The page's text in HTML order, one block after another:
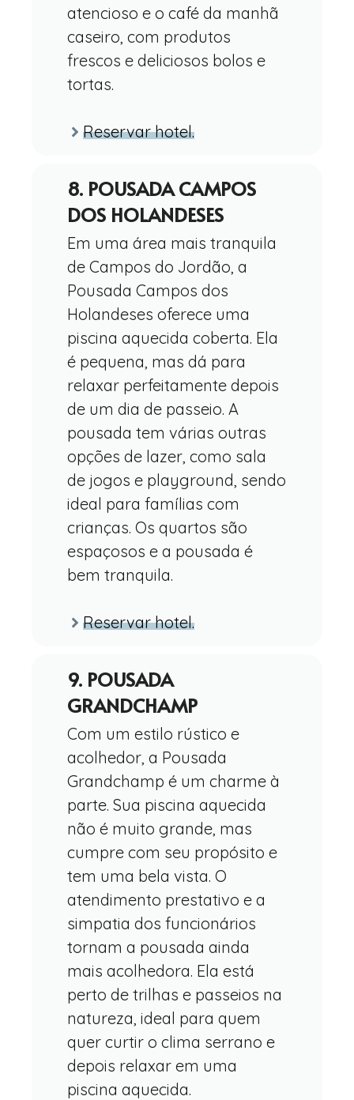
atencioso e o café da manhã
caseiro, com produtos
frescos e deliciosos bolos e
tortas.
Reservar hotel.
8. POUSADA CAMPOS
DOS HOLANDESES
Em uma área mais tranquila
de Campos do Jordão, a
Pousada Campos dos
Holandeses oferece uma
piscina aquecida coberta. Ela
é pequena, mas dá para
relaxar perfeitamente depois
de um dia de passeio. A
pousada tem várias outras
opções de lazer, como sala
de jogos e playground, sendo
ideal para famílias com
crianças. Os quartos são
espaçosos e a pousada é
bem tranquila.
Reservar hotel.
9. POUSADA
GRANDCHAMP
Com um estilo rústico e
acolhedor, a Pousada
Grandchamp é um charme à
parte. Sua piscina aquecida
não é muito grande, mas
cumpre com seu propósito e
tem uma bela vista. O
atendimento prestativo e a
simpatia dos funcionários
tornam a pousada ainda
mais acolhedora. Ela está
perto de trilhas e passeios na
natureza, ideal para quem
quer curtir o clima serrano e
depois relaxar em uma
piscina aquecida.